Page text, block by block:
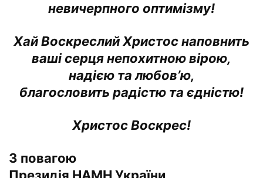
невичерпного оптимізму!
Хай Воскреслий Христос наповнить
ваші серця непохитною вірою,
надією та любов’ю,
благословить радістю та єдністю!
Христос Воскрес!
З повагою